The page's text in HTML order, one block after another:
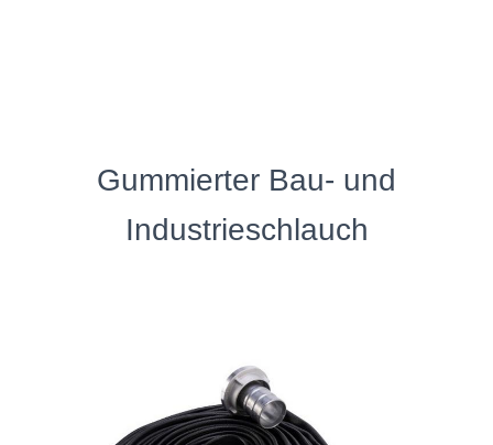
Gummierter Bau- und
Industrieschlauch